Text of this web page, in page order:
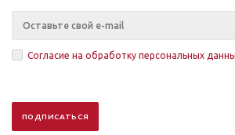
Согласие на обработку персональных